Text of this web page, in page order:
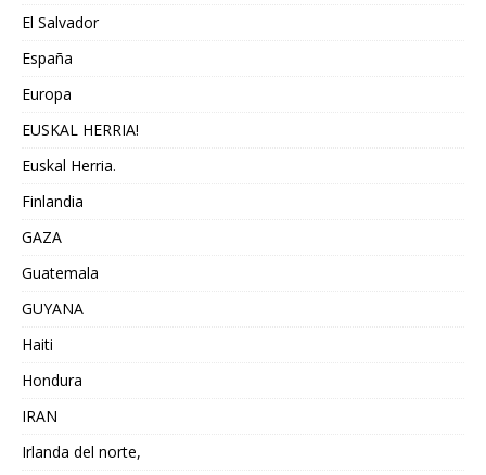
El Salvador
España
Europa
EUSKAL HERRIA!
Euskal Herria.
Finlandia
GAZA
Guatemala
GUYANA
Haiti
Hondura
IRAN
Irlanda del norte,